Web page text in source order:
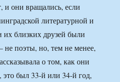
и они вращались, если
литературной и
их близких друзей были
поэты, но, тем не менее,
о том, как они
был 33-й или 34-й год,